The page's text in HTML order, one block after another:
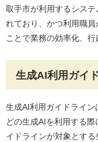
取手市が利用するシス
れており、かつ利用職
ことで業務の効率化、行
生成AI利用ガイ
生成AI利用ガイドライ
どの生成AIを利用する
イドラインが対象とす